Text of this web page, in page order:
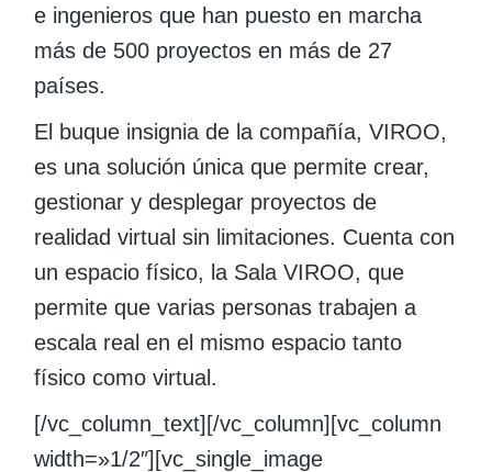
e ingenieros que han puesto en marcha
más de 500 proyectos en más de 27
países.
El buque insignia de la compañía, VIROO,
es una solución única que permite crear,
gestionar y desplegar proyectos de
realidad virtual sin limitaciones. Cuenta con
un espacio físico, la Sala VIROO, que
permite que varias personas trabajen a
escala real en el mismo espacio tanto
físico como virtual.
[/vc_column_text][/vc_column][vc_column
width=»1/2″][vc_single_image